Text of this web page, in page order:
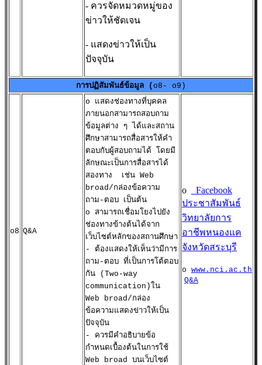
- ควรจัดหมวดหมู่ของ
ข่าวให้ชัดเจน
- แสดงข่าวให้เป็น
ปัจจุบัน
การปฏิสัมพันธ์ข้อมูล ( o8- o9)
o8 Q&A
o แสดงช่องทางที่บุคคล
ภายนอกสามารถสอบถาม
ข้อมูลต่าง ๆ ได้และสถาน
ศึกษาสามารถสื่อสารให้คำ
ตอบกับผู้สอบถามได้ โดยมี
ลักษณะเป็นการสื่อสารได้
สองทาง เช่น Web
broad/กล่องข้อความ
ถาม-ตอบ เป็นต้น
o สามารถเชื่อมโยงไปยัง
ช่องทางข้างต้นได้จาก
เว็บไซต์หลักของสถานศึกษา
- ต้องแสดงให้เห็นว่ามีการ
ถาม-ตอบ ที่เป็นการโต้ตอบ
กัน (Two-way
communication)ใน
Web broad/กล่อง
ข้อความแสดงข่าวให้เป็น
ปัจจุบัน
- ควรมีคำอธิบายข้อ
กำหนดเบื้องต้นในการใช้
Web broad บนเว็บไซต์
o
Facebook
ประชาสัมพันธ์
วิทยาลัยการ
อาชีพหนองแค
จังหวัดสระบุรี
o www.nci.ac.th
Q&A